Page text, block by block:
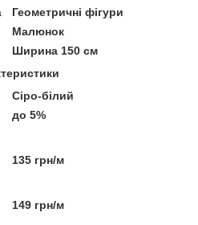
Геометричні фігури
Малюнок
Ширина 150 см
Сіро-білий
до 5%
135 грн/м
149 грн/м